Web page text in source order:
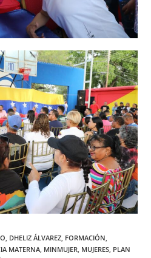
DHELIZ ÁLVAREZ FORMACIÓN
MATERNA MINMUJER MUJERES PLAN